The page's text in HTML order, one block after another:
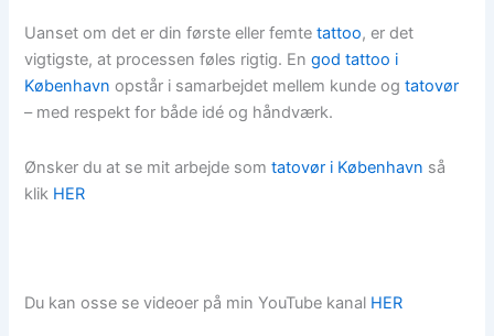
Uanset om det er din første eller femtetattoo, er det
vigtigste, at processen føles rigtig. En god tattoo i
København opstår i samarbejdet mellem kunde og tatovør
– med respekt for både idé og håndværk.
Ønsker du at se mit arbejde somtatovør i København så
klik HER
Du kan osse se videoer på min YouTube kanal HER